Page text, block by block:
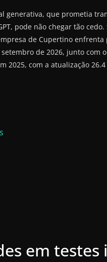
generativa, que prometia
pode não chegar tão
de Cupertino enfrenta
de 2026, junto com
2025, com a atualização
em testes